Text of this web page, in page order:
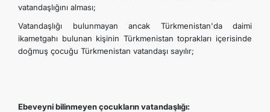
vatandaşlığını alması;
Vatandaşlığı bulunmayan ancak Türkmenistan'da daimi
ikametgahı bulunan kişinin Türkmenistan toprakları içerisinde
doğmuş çocuğu Türkmenistan vatandaşı sayılır;
Ebeveyni bilinmeyen çocukların vatandaşlığı: